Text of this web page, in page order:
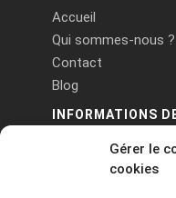
Gérer le
cookies
Accueil
Qui sommes-nous ?
Contact
Blog
INFORMATIONS
PA Keneach Ouest